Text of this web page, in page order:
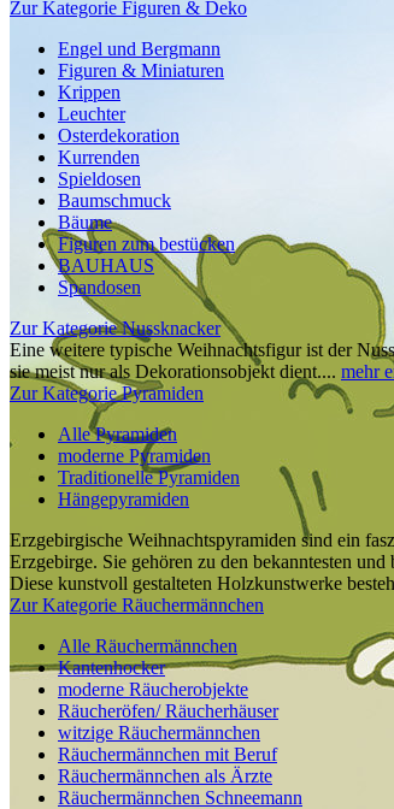
Zur Kategorie Figuren & Deko
Engel und Bergmann
Figuren & Miniaturen
Krippen
Leuchter
Osterdekoration
Kurrenden
Spieldosen
Baumschmuck
Bäume
Figuren zum bestücken
BAUHAUS
Spandosen
Zur Kategorie Nussknacker
Eine weitere typische Weihnachtsfigur ist der
sie meist nur als Dekorationsobjekt dient.... mehr
Zur Kategorie Pyramiden
Alle Pyramiden
moderne Pyramiden
Traditionelle Pyramiden
Hängepyramiden
Erzgebirgische Weihnachtspyramiden sind ein
Erzgebirge. Sie gehören zu den bekanntesten
Diese kunstvoll gestalteten Holzkunstwerke
Zur Kategorie Räuchermännchen
Alle Räuchermännchen
Kantenhocker
moderne Räucherobjekte
Räucheröfen/ Räucherhäuser
witzige Räuchermännchen
Räuchermännchen mit Beruf
Räuchermännchen als Ärzte
Räuchermännchen Schneemann